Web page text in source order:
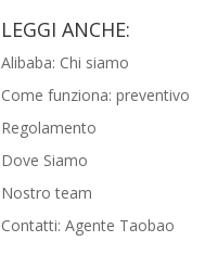
LEGGI ANCHE:
Alibaba: Chi siamo
Come funziona: preventivo
Regolamento
Dove Siamo
Nostro team
Contatti: Agente Taobao